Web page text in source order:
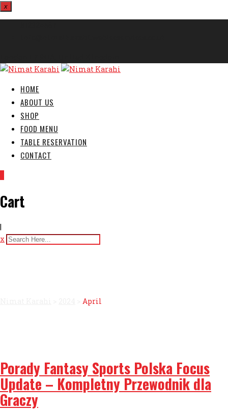
x
HOME
ABOUT US
SHOP
FOOD MENU
TABLE RESERVATION
CONTACT
Cart
|
x
April
Porady Fantasy Sports Polska Focus
Update – Kompletny Przewodnik dla
Graczy